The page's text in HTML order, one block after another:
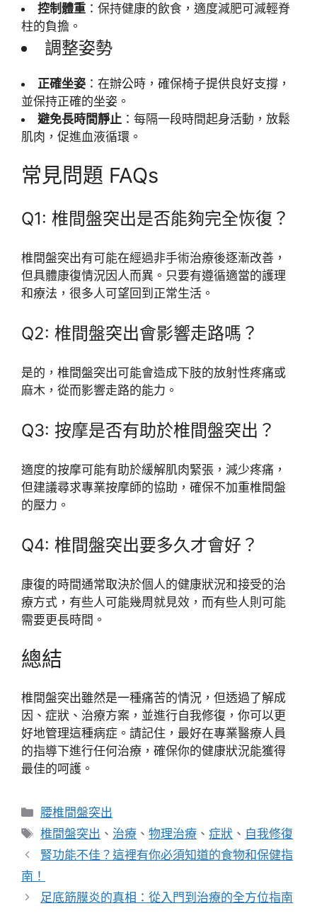
控制體重 ：保持健康的飲食，適度減肥可減輕脊
柱的負擔。
調整姿勢
正確坐姿 ：在辦公時，確保椅子提供良好支撐，
並保持正確的坐姿。
避免長時間靜止 ：每隔一段時間起身活動，放鬆
肌肉，促進血液循環。
常見問題 FAQs
Q1: 椎間盤突出是否能夠完全恢復？
椎間盤突出有可能在經過非手術治療後逐漸改善，
但具體康復情況因人而異。只要有遵循適當的護理
和療法，很多人可望回到正常生活。
Q2: 椎間盤突出會影響走路嗎？
是的，椎間盤突出可能會造成下肢的放射性疼痛或
麻木，從而影響走路的能力。
Q3: 按摩是否有助於椎間盤突出？
適度的按摩可能有助於緩解肌肉緊張，減少疼痛，
但建議尋求專業按摩師的協助，確保不加重椎間盤
的壓力。
Q4: 椎間盤突出要多久才會好？
康復的時間通常取決於個人的健康狀況和接受的治
療方式，有些人可能幾周就見效，而有些人則可能
需要更長時間。
總結
椎間盤突出雖然是一種痛苦的情況，但透過了解成
因、症狀、治療方案，並進行自我修復，你可以更
好地管理這種病症。請記住，最好在專業醫療人員
的指導下進行任何治療，確保你的健康狀況能獲得
最佳的呵護。
分
類
腰椎間盤突出
標
籤
椎間盤突出 、 治療 、物理治療 、症狀 、 自我修復
腎功能不佳？這裡有你必須知道的食物和保健指
南！
足底筋膜炎的真相：從入門到治療的全方位指南